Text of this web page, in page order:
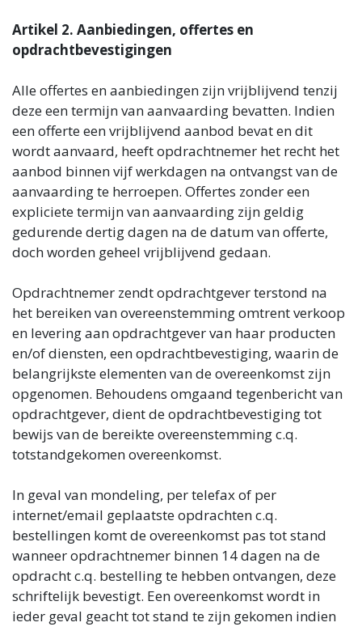
Artikel 2. Aanbiedingen, offertes en
opdrachtbevestigingen
Alle offertes en aanbiedingen zijn vrijblijvend tenzij
deze een termijn van aanvaarding bevatten. Indien
een offerte een vrijblijvend aanbod bevat en dit
wordt aanvaard, heeft opdrachtnemer het recht het
aanbod binnen vijf werkdagen na ontvangst van de
aanvaarding te herroepen. Offertes zonder een
expliciete termijn van aanvaarding zijn geldig
gedurende dertig dagen na de datum van offerte,
doch worden geheel vrijblijvend gedaan.
Opdrachtnemer zendt opdrachtgever terstond na
het bereiken van overeenstemming omtrent verkoop
en levering aan opdrachtgever van haar producten
en/of diensten, een opdrachtbevestiging, waarin de
belangrijkste elementen van de overeenkomst zijn
opgenomen. Behoudens omgaand tegenbericht van
opdrachtgever, dient de opdrachtbevestiging tot
bewijs van de bereikte overeenstemming c.q.
totstandgekomen overeenkomst.
In geval van mondeling, per telefax of per
internet/email geplaatste opdrachten c.q.
bestellingen komt de overeenkomst pas tot stand
wanneer opdrachtnemer binnen 14 dagen na de
opdracht c.q. bestelling te hebben ontvangen, deze
schriftelijk bevestigt. Een overeenkomst wordt in
ieder geval geacht tot stand te zijn gekomen indien